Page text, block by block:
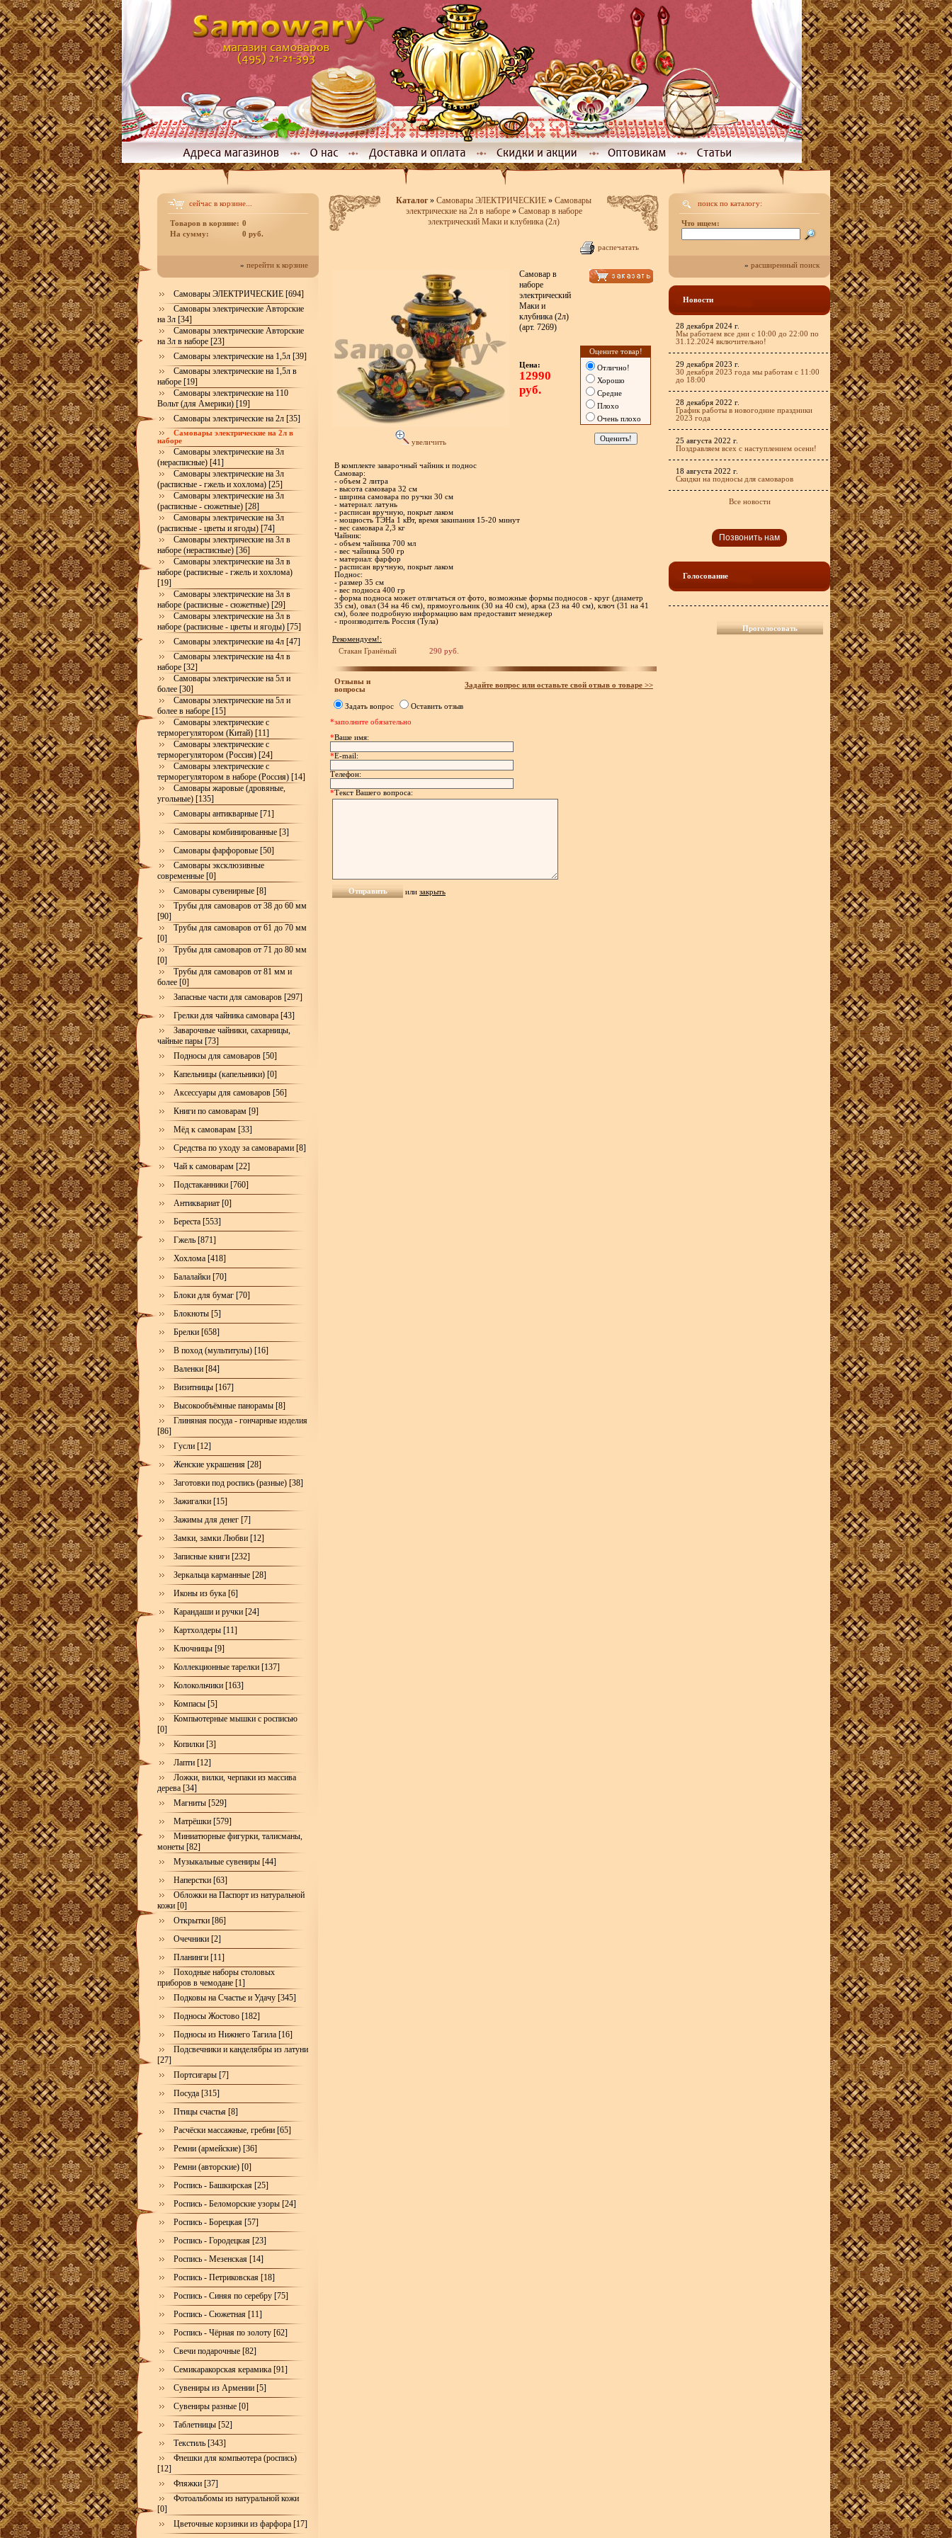
сейчас в корзине...
Товаров в корзине: 0
На сумму:
0 руб.
» перейти к корзине
Самовары ЭЛЕКТРИЧЕСКИЕ [694]
Самовары электрические Авторские
на 3л [34]
Самовары электрические Авторские
на 3л в наборе [23]
Самовары электрические на 1,5л [39]
Самовары электрические на 1,5л в
наборе [19]
Самовары электрические на 110
Вольт (для Америки) [19]
Самовары электрические на 2л [35]
Самовары электрические на 2л в
наборе
Самовары электрические на 3л
(нерасписные) [41]
Самовары электрические на 3л
(расписные - гжель и хохлома) [25]
Самовары электрические на 3л
(расписные - сюжетные) [28]
Самовары электрические на 3л
(расписные - цветы и ягоды) [74]
Самовары электрические на 3л в
наборе (нерасписные) [36]
Самовары электрические на 3л в
наборе (расписные - гжель и хохлома)
[19]
Самовары электрические на 3л в
наборе (расписные - сюжетные) [29]
Самовары электрические на 3л в
наборе (расписные - цветы и ягоды) [75]
Самовары электрические на 4л [47]
Самовары электрические на 4л в
наборе [32]
Самовары электрические на 5л и
более [30]
Самовары электрические на 5л и
более в наборе [15]
Самовары электрические с
терморегулятором (Китай) [11]
Самовары электрические с
терморегулятором (Россия) [24]
Самовары электрические с
терморегулятором в наборе (Россия) [14]
Самовары жаровые (дровяные,
угольные) [135]
Самовары антикварные [71]
Самовары комбинированные [3]
Самовары фарфоровые [50]
Самовары эксклюзивные
современные [0]
Самовары сувенирные [8]
Трубы для самоваров от 38 до 60 мм
[90]
Трубы для самоваров от 61 до 70 мм
[0]
Трубы для самоваров от 71 до 80 мм
[0]
Трубы для самоваров от 81 мм и
более [0]
Запасные части для самоваров [297]
Грелки для чайника самовара [43]
Заварочные чайники, сахарницы,
чайные пары [73]
Подносы для самоваров [50]
Капельницы (капельники) [0]
Аксессуары для самоваров [56]
Книги по самоварам [9]
Мёд к самоварам [33]
Средства по уходу за самоварами [8]
Чай к самоварам [22]
Подстаканники [760]
Антиквариат [0]
Береста [553]
Гжель [871]
Хохлома [418]
Балалайки [70]
Блоки для бумаг [70]
Блокноты [5]
Брелки [658]
В поход (мультитулы) [16]
Валенки [84]
Визитницы [167]
Высокообъёмные панорамы [8]
Глиняная посуда - гончарные изделия
[86]
Гусли [12]
Женские украшения [28]
Заготовки под роспись (разные) [38]
Зажигалки [15]
Зажимы для денег [7]
Замки, замки Любви [12]
Записные книги [232]
Зеркальца карманные [28]
Иконы из бука [6]
Карандаши и ручки [24]
Картхолдеры [11]
Ключницы [9]
Коллекционные тарелки [137]
Колокольчики [163]
Компасы [5]
Компьютерные мышки с росписью
[0]
Копилки [3]
Лапти [12]
Ложки, вилки, черпаки из массива
дерева [34]
Магниты [529]
Матрёшки [579]
Миниатюрные фигурки, талисманы,
монеты [82]
Музыкальные сувениры [44]
Наперстки [63]
Обложки на Паспорт из натуральной
кожи [0]
Открытки [86]
Очечники [2]
Планинги [11]
Походные наборы столовых
приборов в чемодане [1]
Подковы на Счастье и Удачу [345]
Подносы Жостово [182]
Подносы из Нижнего Тагила [16]
Подсвечники и канделябры из латуни
[27]
Портсигары [7]
Посуда [315]
Птицы счастья [8]
Расчёски массажные, гребни [65]
Ремни (армейские) [36]
Ремни (авторские) [0]
Роспись - Башкирская [25]
Роспись - Беломорские узоры [24]
Роспись - Борецкая [57]
Роспись - Городецкая [23]
Роспись - Мезенская [14]
Роспись - Петриковская [18]
Роспись - Синяя по серебру [75]
Роспись - Сюжетная [11]
Роспись - Чёрная по золоту [62]
Свечи подарочные [82]
Семикаракорская керамика [91]
Сувениры из Армении [5]
Сувениры разные [0]
Таблетницы [52]
Текстиль [343]
Флешки для компьютера (роспись)
[12]
Фляжки [37]
Фотоальбомы из натуральной кожи
[0]
Цветочные корзинки из фарфора [17]
Каталог» Самовары ЭЛЕКТРИЧЕСКИЕ » Самовары
электрические на 2л в наборе» Самовар в наборе
электрический Маки и клубника (2л)
распечатать
увеличить
Самовар в
наборе
электрический
Маки и
клубника (2л)
(арт. 7269)
Цена:
12990
руб.
Оцените товар!
Отлично!
Хорошо
Средне
Плохо
Очень плохо
В комплекте заварочный чайник и поднос
Самовар:
- объем 2 литра
- высота самовара 32 см
- ширина самовара по ручки 30 см
- материал: латунь
- расписан вручную, покрыт лаком
- мощность ТЭНа 1 кВт, время закипания 15-20 минут
- вес самовара 2,3 кг
Чайник:
- объем чайника 700 мл
- вес чайника 500 гр
- материал: фарфор
- расписан вручную, покрыт лаком
Поднос:
- размер 35 см
- вес подноса 400 гр
- форма подноса может отличаться от фото, возможные формы подносов - круг (диаметр
35 см), овал (34 на 46 см), прямоугольник (30 на 40 см), арка (23 на 40 см), ключ (31 на 41
см), более подробную информацию вам предоставит менеджер
- производитель Россия (Тула)
Рекомендуем!:
Стакан Гранёный
290 руб.
Отзывы и
вопросы
Задайте вопрос или оставьте свой отзыв о товаре >>
Задать вопрос
Оставить отзыв
*заполните обязательно
*Ваше имя:
*E-mail:
Телефон:
*Текст Вашего вопроса:
или закрыть
поиск по каталогу:
Что ищем:
» расширенный поиск
Новости
28 декабря 2024 г.
Мы работаем все дни с 10:00 до 22:00 по
31.12.2024 включительно!
29 декабря 2023 г.
30 декабря 2023 года мы работам с 11:00
до 18:00
28 декабря 2022 г.
График работы в новогодние праздники
2023 года
25 августа 2022 г.
Поздравляем всех с наступлением осени!
18 августа 2022 г.
Скидки на подносы для самоваров
Все новости
Позвонить нам
Голосование